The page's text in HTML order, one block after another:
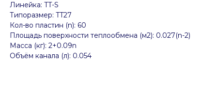
Линейка: TT-S
Типоразмер: TT27
Кол-во пластин (n): 60
Площадь поверхности теплообмена (м2): 0.027(n-2)
Масса (кг): 2+0.09n
Объём канала (л): 0.054